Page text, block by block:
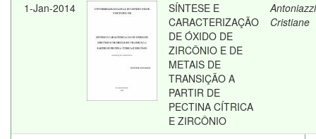
1-Jan-2014
SÍNTESE E
CARACTERIZAÇÃO
DE ÓXIDO DE
ZIRCÔNIO E DE
METAIS DE
TRANSIÇÃO A
PARTIR DE
PECTINA CÍTRICA
E ZIRCÔNIO
Cristiane